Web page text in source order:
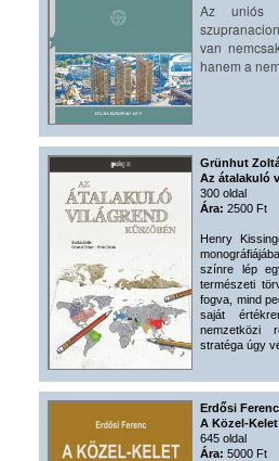
Az uniós
van
hanem a
Grünhut
Az átalakuló
300 oldal
Ára: 2500 Ft
Henry
színre lép
természeti
fogva, mind
saját
nemzetközi
stratéga úgy
Erdősi Ferenc
A Közel-
645 oldal
Ára: 5000 Ft